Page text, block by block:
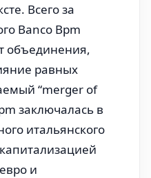
Всего за
Banco Bpm
объединения,
равных
“merger of
заключалась в
итальянского
и